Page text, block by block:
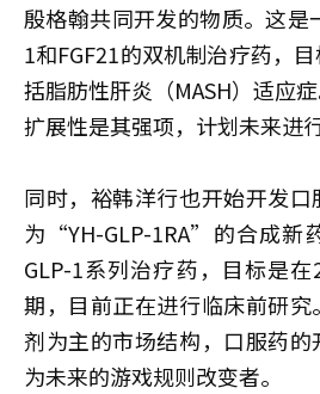
殷格翰共同开发的物质。这是
1和FGF21的双机制治疗药，
括脂肪性肝炎（MASH）适应
扩展性是其强项，计划未来进
同时，裕韩洋行也开始开发
为“YH-GLP-1RA”的合成新
GLP-1系列治疗药，目标是
期，目前正在进行临床前研
剂为主的市场结构，口服药
为未来的游戏规则改变者。